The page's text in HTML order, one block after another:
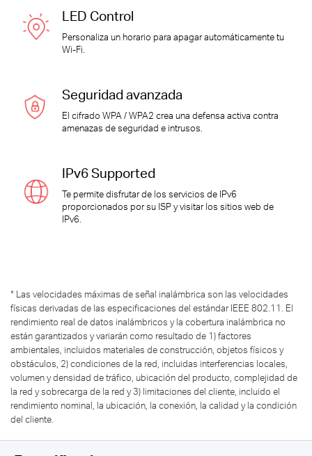
LED Control
Personaliza un horario para apagar automáticamente tu
Wi-Fi.
Seguridad avanzada
El cifrado WPA / WPA2 crea una defensa activa contra
amenazas de seguridad e intrusos.
IPv6 Supported
Te permite disfrutar de los servicios de IPv6
proporcionados por su ISP y visitar los sitios web de
IPv6.
* Las velocidades máximas de señal inalámbrica son las velocidades
físicas derivadas de las especificaciones del estándar IEEE 802.11. El
rendimiento real de datos inalámbricos y la cobertura inalámbrica no
están garantizados y variarán como resultado de 1) factores
ambientales, incluidos materiales de construcción, objetos físicos y
obstáculos, 2) condiciones de la red, incluidas interferencias locales,
volumen y densidad de tráfico, ubicación del producto, complejidad de
la red y sobrecarga de la red y 3) limitaciones del cliente, incluido el
rendimiento nominal, la ubicación, la conexión, la calidad y la condición
del cliente.